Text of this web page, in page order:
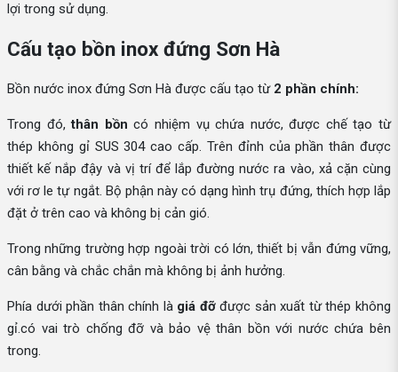
lợi trong sử dụng.
Cấu tạo bồn inox đứng Sơn Hà
Bồn nước inox đứng Sơn Hà được cấu tạo từ 2 phần chính:
Trong đó,thân bồn có nhiệm vụ chứa nước, được chế tạo từ
thép không gỉ SUS 304 cao cấp. Trên đỉnh của phần thân được
thiết kế nắp đậy và vị trí để lắp đường nước ra vào, xả cặn cùng
với rơ le tự ngắt. Bộ phận này có dạng hình trụ đứng, thích hợp lắp
đặt ở trên cao và không bị cản gió.
Trong những trường hợp ngoài trời có lớn, thiết bị vẫn đứng vững,
cân bằng và chắc chắn mà không bị ảnh hưởng.
Phía dưới phần thân chính là giá đỡđược sản xuất từ thép không
gỉ.có vai trò chống đỡ và bảo vệ thân bồn với nước chứa bên
trong.